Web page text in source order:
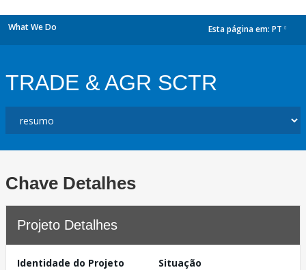
What We Do Esta página em: PT
TRADE & AGR SCTR
Chave Detalhes
Projeto Detalhes
Identidade do Projeto
Situação